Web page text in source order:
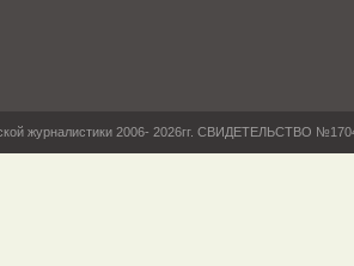
журналистики 2006- 2026гг. СВИДЕТЕЛЬСТВО